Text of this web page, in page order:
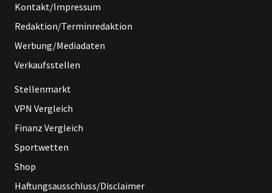
Kontakt/Impressum
Redaktion/Terminredaktion
Werbung/Mediadaten
Verkaufsstellen
Stellenmarkt
VPN Vergleich
Finanz Vergleich
Sportwetten
Shop
Haftungsausschluss/Disclaimer